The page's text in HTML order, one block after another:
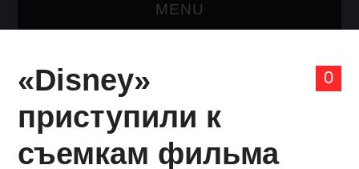
MENU
КАЛЕНДАРЬ
АВТОРСКИЙ ЛИСТ
0
«Disney»
приступили к
съемкам фильма